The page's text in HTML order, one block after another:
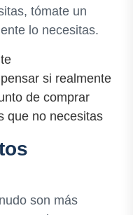
tómate un
lo necesitas.
si realmente
de comprar
que no necesitas
son más